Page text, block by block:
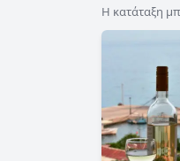
Η κατάταξη